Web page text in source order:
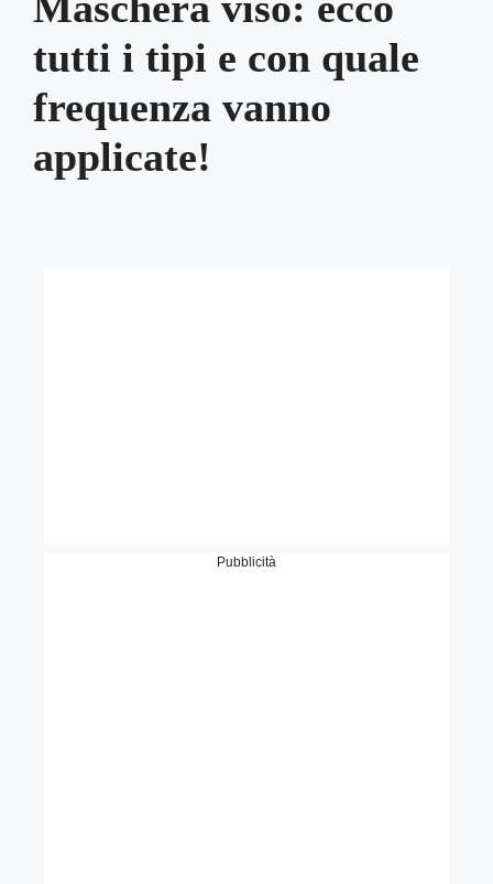
tutti i tipi e con quale
frequenza vanno
applicate!
Pubblicità